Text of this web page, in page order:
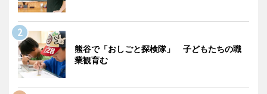
熊谷で「おしごと探検隊」 子どもたちの職
業観育む